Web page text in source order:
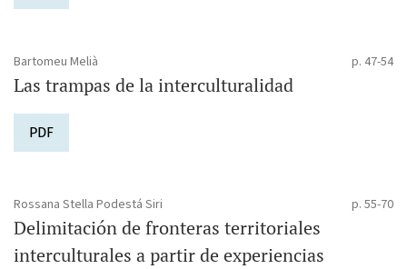
Bartomeu Melià p. 47-54
Las trampas de la interculturalidad
PDF
Rossana Stella Podestá Siri p. 55-70
Delimitación de fronteras territoriales
interculturales a partir de experiencias